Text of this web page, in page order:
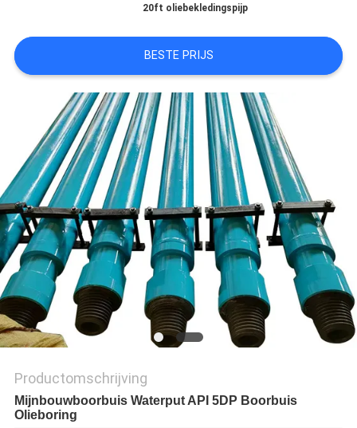
SITEMAP
PRIVACY
POLICY
20ft oliebekledingspijp
BESTE PRIJS
Productomschrijving
Mijnbouwboorbuis Waterput API 5DP Boorbuis
Olieboring